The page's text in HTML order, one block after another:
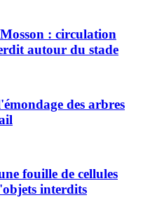
: circulation
autour du stade
des arbres
fouille de cellules
interdits